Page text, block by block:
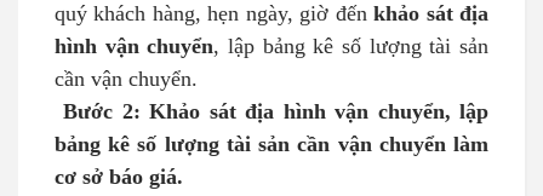
quý khách hàng, hẹn ngày, giờ đếnkhảo sát địa
hình vận chuyển, lập bảng kê số lượng tài sản
cần vận chuyển.
Bước 2: Khảo sát địa hình vận chuyển, lập
bảng kê số lượng tài sản cần vận chuyển làm
cơ sở báo giá.